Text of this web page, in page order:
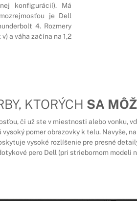
konfigurácií). Má
je Dell
4. Rozmery
a váha začína na 1,2
KTORÝCH SA
či už ste v miestnosti alebo vonku,
pomer obrazovky k telu. Navyše,
vysoké rozlíšenie pre presné
pero Dell (pri striebornom modeli